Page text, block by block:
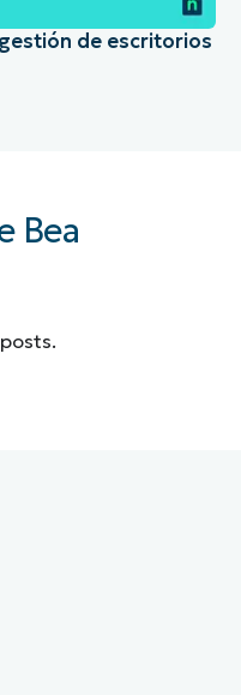
de escritorios
Bea